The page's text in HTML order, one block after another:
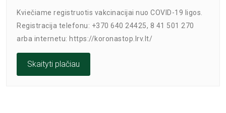
Kviečiame registruotis vakcinacijai nuo COVID-19 ligos.
Registracija telefonu: +370 640 24425, 8 41 501 270
arba internetu: https://koronastop.lrv.lt/
Skaityti plačiau